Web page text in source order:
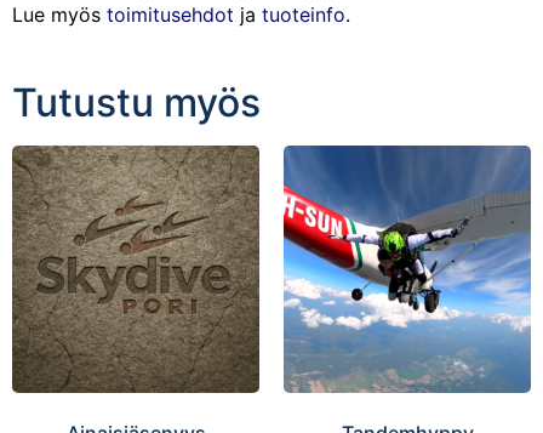
Lue myös toimitusehdot ja tuoteinfo.
Tutustu myös